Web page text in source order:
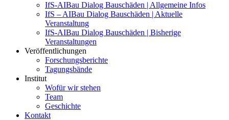
IfS-AIBau Dialog Bauschäden | Allgemeine Infos
IfS – AIBau Dialog Bauschäden | Aktuelle
Veranstaltung
IfS-AIBau Dialog Bauschäden | Bisherige
Veranstaltungen
Veröffentlichungen
Forschungsberichte
Tagungsbände
Institut
Wofür wir stehen
Team
Geschichte
Kontakt